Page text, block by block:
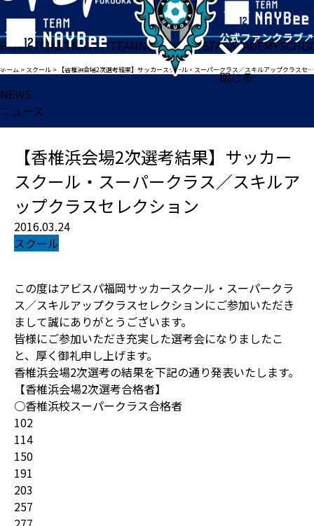
閉じる
HOMETICKETMATCHTEAMNEWSGOODSFANACADEMY
ホーム > スクール > 【香椎浜会場2次選考結果】サッカースクール・スーパークラス／スキルアップクラスセレクション
NEWS
ニュース
【香椎浜会場2次選考結果】サッカー
スクール・スーパークラス／スキルア
ップクラスセレクション
2016.03.24
スクール
この度はアビスパ福岡サッカースクール・スーパークラ
ス／スキルアップクラスセレクションにご参加いただき
まして誠にありがとうございます。
皆様にご参加いただき充実した選考会になりましたこ
と、厚く御礼申し上げます。
香椎浜会場2次選考の結果を下記の通り発表いたします。
【香椎浜会場2次選考合格者】
○香椎浜校スーパークラス合格者
102
114
150
191
203
257